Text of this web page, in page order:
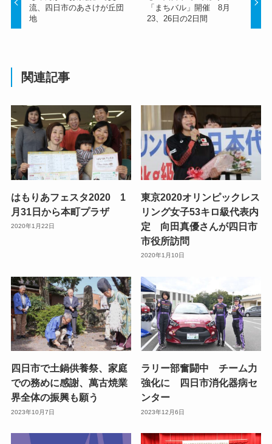
流、四日市のあさけが丘団
地
「まちバル」開催 8月
23、26日の2日間
関連記事
はもりあフェスタ2020 1
月31日から本町プラザ
2020年1月22日
東京2020オリンピックレス
リング女子53キロ級代表内
定 向田真優さんが四日市
市役所訪問
2020年1月10日
四日市で土鍋供養祭、家庭
での務めに感謝、萬古焼業
界全体の振興も願う
2023年10月7日
ラリー部奮闘中 チーム力
強化に 四日市消化器病セ
ンター
2023年12月6日